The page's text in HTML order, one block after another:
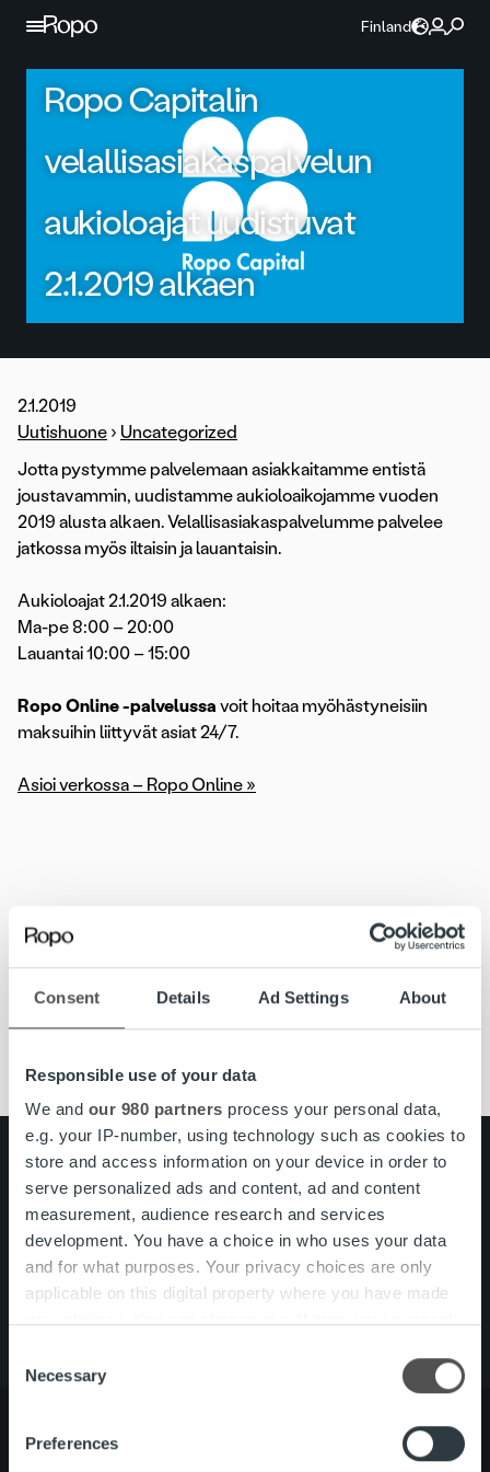
Consent Details Ad Settings About
Responsible use of your data
We and our 980 partners process your personal data,
e.g. your IP-number, using technology such as cookies to
store and access information on your device in order to
serve personalized ads and content, ad and content
measurement, audience research and services
development. You have a choice in who uses your data
and for what purposes. Your privacy choices are only
applicable on this digital property where you have made
the Privacy trigger icon.
Find out more about how your personal data is processed
and set your preferences in the
Selection
Necessary
Preferences
Jatka sisältöön
Finland
Ropo Capitalin
velallisasiakaspalvelun
aukioloajat uudistuvat
2.1.2019 alkaen
2.1.2019
Uutishuone › Uncategorized
Jotta pystymme palvelemaan asiakkaitamme entistä
joustavammin, uudistamme aukioloaikojamme vuoden
2019 alusta alkaen. Velallisasiakaspalvelumme palvelee
jatkossa myös iltaisin ja lauantaisin.
Aukioloajat 2.1.2019 alkaen:
Ma-pe 8:00 – 20:00
Lauantai 10:00 – 15:00
Ropo Online -palvelussa voit hoitaa myöhästyneisiin
maksuihin liittyvät asiat 24/7.
Asioi verkossa – Ropo Online »
asiakaspalvelu aukioloajat Suomi
Yhteystiedot
Ura Ropolla
Palvelut
Tietoa meistä
Search for: